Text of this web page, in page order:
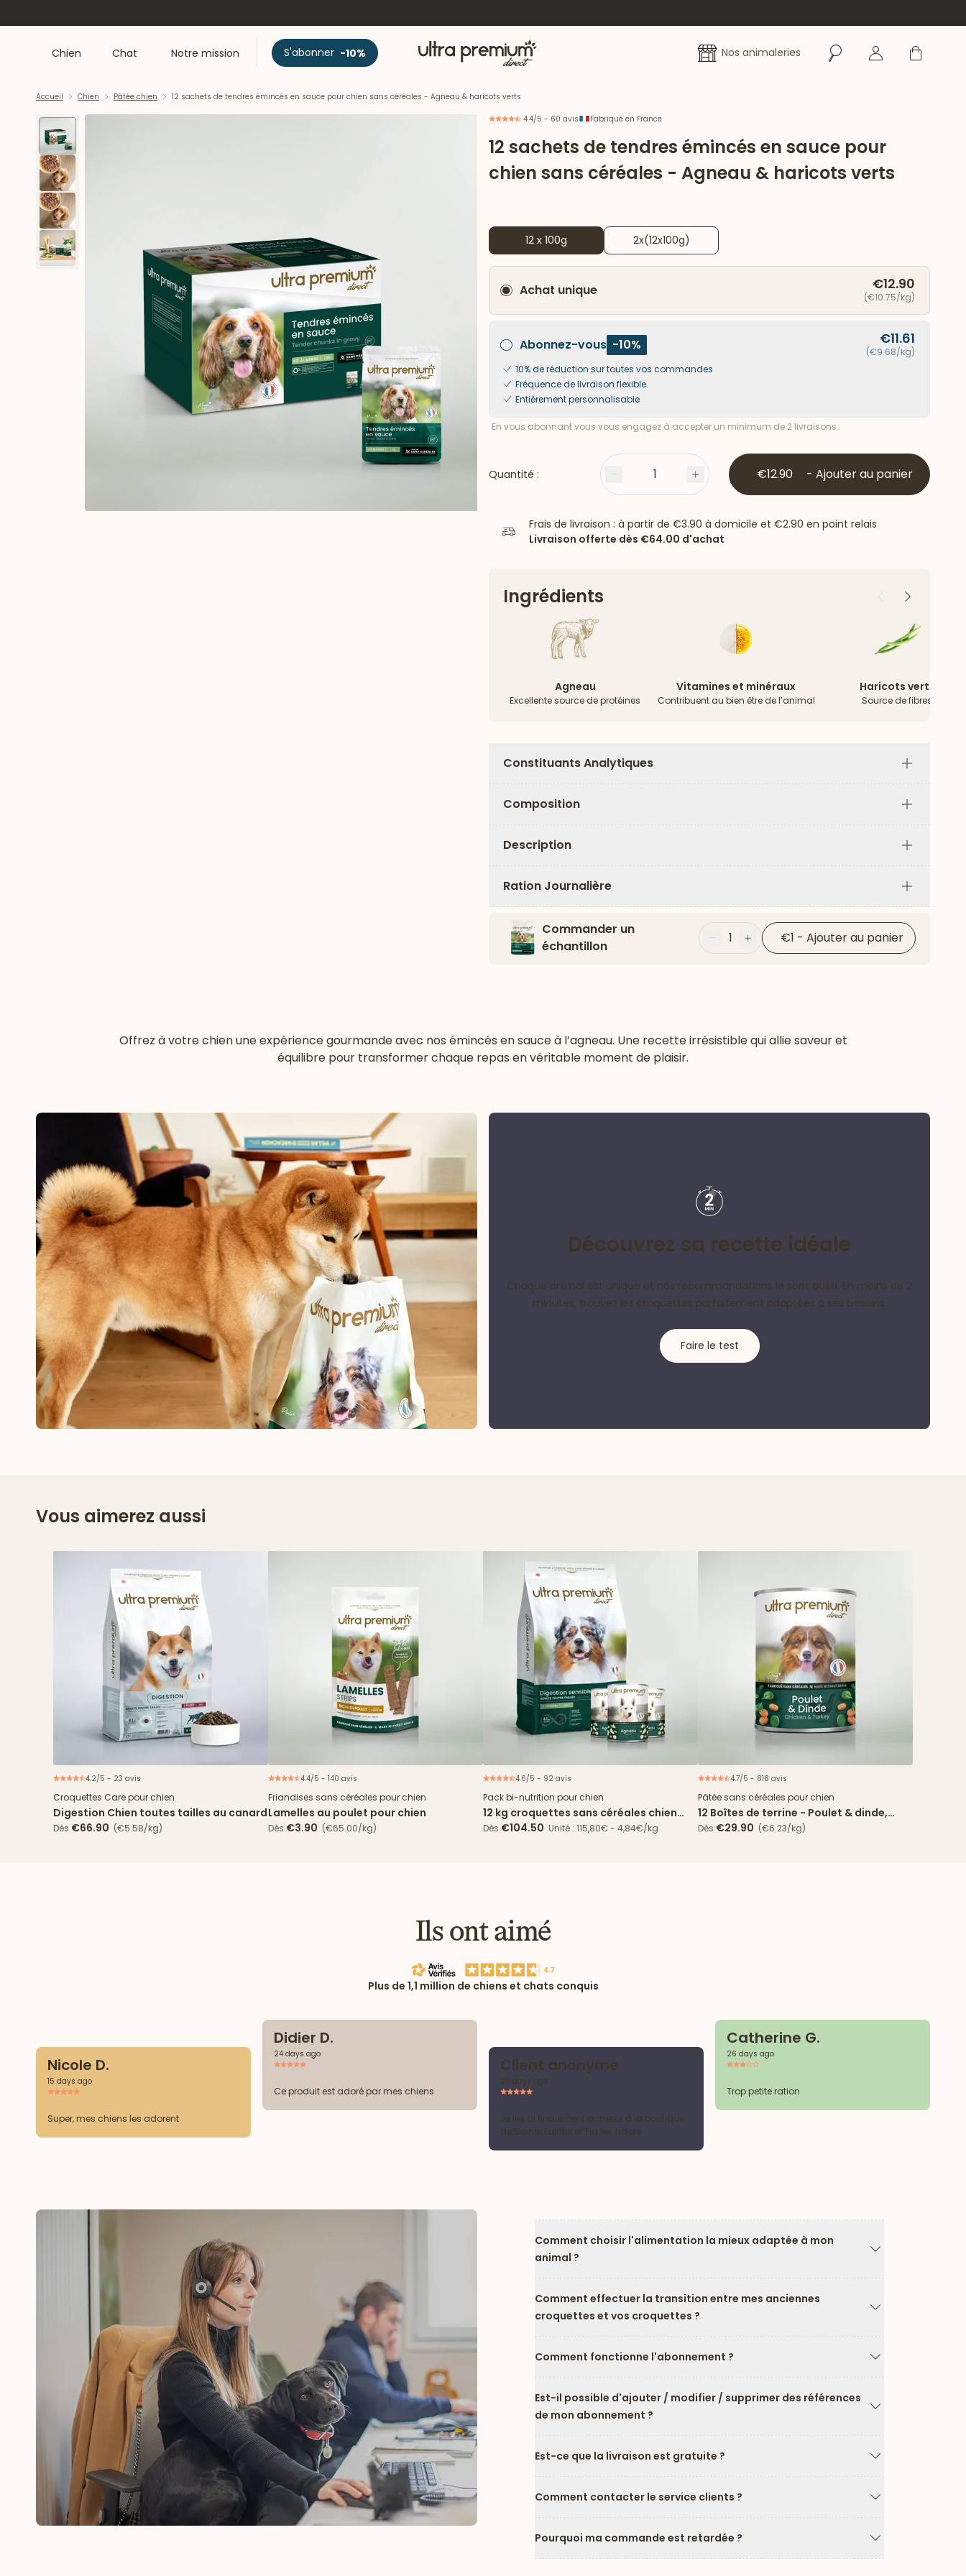
Chien Chat Notre mission S'abonner -10% Accueil Nos animaleries RechercherSe connecter
Panier
Accueil Chien Pâtée chien 12 sachets de tendres émincés en sauce pour chien sans céréales - Agneau & haricots verts
4.4/5 - 60 avis Fabriqué en France
12 sachets de tendres émincés en sauce pour
chien sans céréales - Agneau & haricots verts
12 x 100g 2x(12x100g)
Achat unique €12.90
(€10.75/kg)
Abonnez-vous -10% €11.61
(€9.68/kg)
10% de réduction sur toutes vos commandes
Fréquence de livraison flexible
Entièrement personnalisable
En vous abonnant vous vous engagez à accepter un minimum de 2 livraisons.
Quantité : Moins 1 Plus €12.90 - Ajouter au panier
Frais de livraison : à partir de €3.90 à domicile et €2.90 en point relais
Livraison offerte dès €64.00 d'achat
Ingrédients PrécédentSuivant
Agneau
Excellente source de protéines
Vitamines et minéraux
Contribuent au bien être de l’animal
Haricots verts
Source de fibres
Constituants Analytiques
Plus
Composition
Plus
Description
Plus
Ration Journalière
Plus
Commander un
échantillon
Moins
1 Plus €1 - Ajouter au panier
Offrez à votre chien une expérience gourmande avec nos émincés en sauce à l’agneau. Une recette irrésistible qui allie saveur et
équilibre pour transformer chaque repas en véritable moment de plaisir.
Découvrez sa recette idéale
Chaque animal est unique et nos recommandations le sont aussi. En moins de 2
minutes, trouvez les croquettes parfaitement adaptées à ses besoins.
Faire le test
Vous aimerez aussi
4.2/5 - 23 avis
Croquettes Care pour chien
Digestion Chien toutes tailles au canard
Dès €66.90 (€5.58/kg)
4.4/5 - 140 avis
Friandises sans céréales pour chien
Lamelles au poulet pour chien
Dès €3.90 (€65.00/kg)
4.6/5 - 92 avis
Pack bi-nutrition pour chien
12 kg croquettes sans céréales chien
Digestion Sensible + 24 boîtes agneau
Dès €104.50 Unité : 115,80€ - 4,84€/kg
4.7/5 - 818 avis
Pâtée sans céréales pour chien
12 Boîtes de terrine - Poulet & dinde,
carotte, épinard
Dès €29.90 (€6.23/kg)
Ils ont aimé
Plus de 1,1 million de chiens et chats conquis
Nicole D.
15 days ago
Super, mes chiens les adorent
Didier D.
24 days ago
Ce produit est adoré par mes chiens
Client anonyme
26 days ago
Je les ai finalement achetés à la boutique
de Sainte Eulalie et Tia les adore
Catherine G.
26 days ago
Trop petite ration
Comment choisir l'alimentation la mieux adaptée à mon
animal ?
Comment effectuer la transition entre mes anciennes
croquettes et vos croquettes ?
Comment fonctionne l'abonnement ?
Flèche vers le
Est-il possible d'ajouter / modifier / supprimer des références
de mon abonnement ?
Est-ce que la livraison est gratuite ?
Flèche vers le
Comment contacter le service clients ?
Flèche vers le
Pourquoi ma commande est retardée ?
Flèche vers le